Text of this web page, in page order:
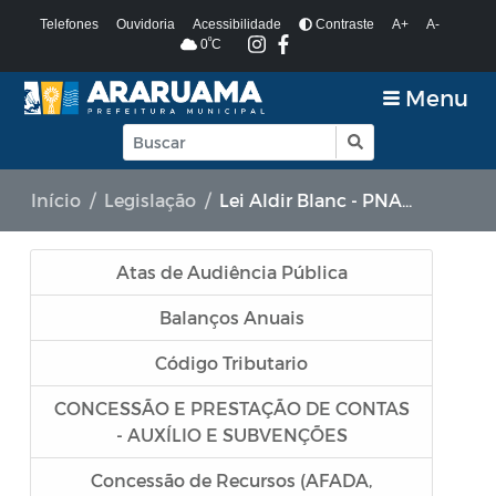
Telefones Ouvidoria Acessibilidade Contraste A+
A-
0ºC
Menu
Início Legislação Lei Aldir Blanc - PNAB 2025
Atas de Audiência Pública
Balanços Anuais
Código Tributario
CONCESSÃO E PRESTAÇÃO DE CONTAS
- AUXÍLIO E SUBVENÇÕES
Concessão de Recursos (AFADA,